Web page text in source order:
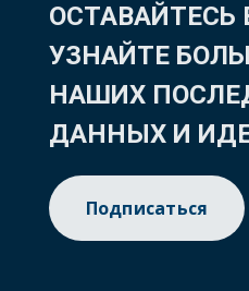
ОСТАВАЙТЕСЬ
УЗНАЙТЕ
НАШИХ
ДАННЫХ И
Подписаться